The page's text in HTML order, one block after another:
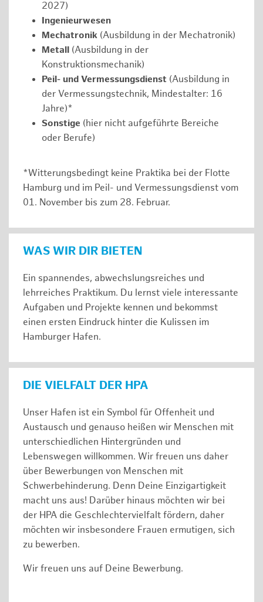
2027)
Ingenieurwesen
Mechatronik (Ausbildung in der Mechatronik)
Metall (Ausbildung in der
Konstruktionsmechanik)
Peil- und Vermessungsdienst (Ausbildung in
der Vermessungstechnik, Mindestalter: 16
Jahre)*
Sonstige (hier nicht aufgeführte Bereiche
oder Berufe)
*Witterungsbedingt keine Praktika bei der Flotte
Hamburg und im Peil- und Vermessungsdienst vom
01. November bis zum 28. Februar.
WAS WIR DIR BIETEN
Ein spannendes, abwechslungsreiches und
lehrreiches Praktikum. Du lernst viele interessante
Aufgaben und Projekte kennen und bekommst
einen ersten Eindruck hinter die Kulissen im
Hamburger Hafen.
DIE VIELFALT DER HPA
Unser Hafen ist ein Symbol für Offenheit und
Austausch und genauso heißen wir Menschen mit
unterschiedlichen Hintergründen und
Lebenswegen willkommen. Wir freuen uns daher
über Bewerbungen von Menschen mit
Schwerbehinderung. Denn Deine Einzigartigkeit
macht uns aus! Darüber hinaus möchten wir bei
der HPA die Geschlechtervielfalt fördern, daher
möchten wir insbesondere Frauen ermutigen, sich
zu bewerben.
Wir freuen uns auf Deine Bewerbung.